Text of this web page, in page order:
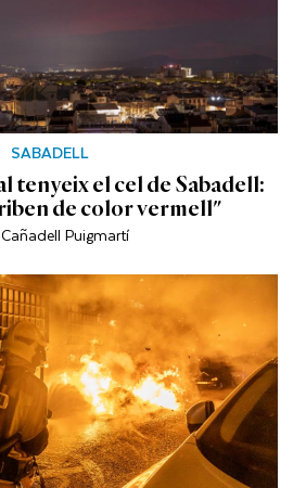
SABADELL
tenyeix el cel de Sabadell:
de color vermell"
Puigmartí